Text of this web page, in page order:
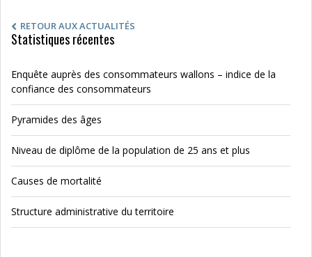
RETOUR AUX ACTUALITÉS
Statistiques récentes
Enquête auprès des consommateurs wallons – indice de la
confiance des consommateurs
Pyramides des âges
Niveau de diplôme de la population de 25 ans et plus
Causes de mortalité
Structure administrative du territoire